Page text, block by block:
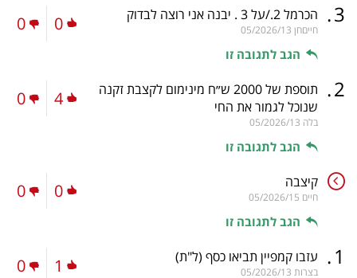
3
. הכרמל 2./על 3 . יבנה אני רוצה לבדוק
חייםחן 05/2026/13
הגב לתגובה זו
0
0
2
.
תוספת של 2000 ש״ח מינימום לקצבת זקנה
שנוכל לגמור את החי
בלה 05/2026/13
הגב לתגובה זו
4
0
קיצבה
חיים 05/2026/15
הגב לתגובה זו
0
0
1
. עזבו קמפיין תביאו כסף (ל"ת)
בצרות 05/2026/13
1
0